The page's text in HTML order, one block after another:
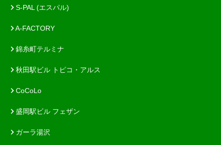
S-PAL (エスパル)
A-FACTORY
錦糸町テルミナ
秋田駅ビル トピコ・アルス
CoCoLo
盛岡駅ビル フェザン
ガーラ湯沢